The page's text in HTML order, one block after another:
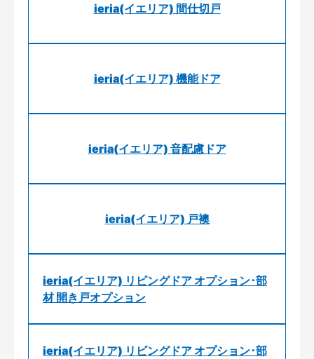
ieria(イエリア) 間仕切戸
ieria(イエリア) 機能ドア
ieria(イエリア) 音配慮ドア
ieria(イエリア) 戸襖
ieria(イエリア) リビングドア オプション･部
材 開き戸オプション
ieria(イエリア) リビングドア オプション･部